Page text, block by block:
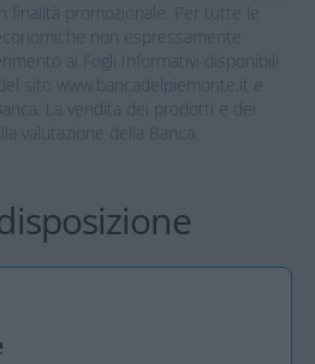
finalità promozionale. Per tutte le
non espressamente
ai Fogli Informativi disponibili
sito www.bancadelpiemonte.it e
La vendita dei prodotti e dei
valutazione della Banca.